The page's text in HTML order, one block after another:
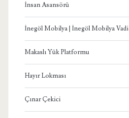
İnsan Asansörü
İnegöl Mobilya | İnegöl Mobilya Vadi
Makaslı Yük Platformu
Hayır Lokması
Çınar Çekici